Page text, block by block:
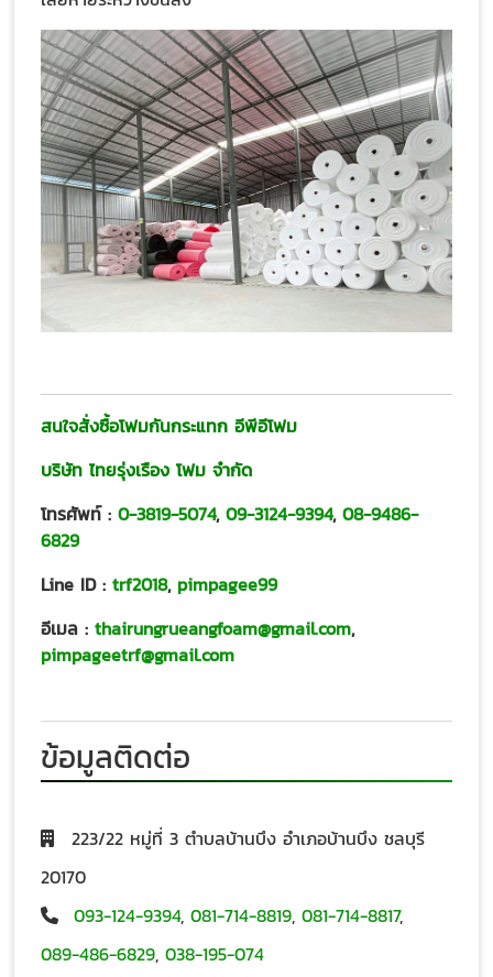
สนใจสั่งซื้อโฟมกันกระแทก อีพีอีโฟม
บริษัท ไทยรุ่งเรือง โฟม จำกัด
โทรศัพท์ : 0-3819-5074, 09-3124-9394, 08-9486-
6829
Line ID : trf2018, pimpagee99
อีเมล : thairungrueangfoam@gmail.com,
pimpageetrf@gmail.com
ข้อมูลติดต่อ
223/22 หมู่ที่ 3 ตำบลบ้านบึง อำเภอบ้านบึง ชลบุรี
20170
093-124-9394, 081-714-8819, 081-714-8817,
089-486-6829, 038-195-074